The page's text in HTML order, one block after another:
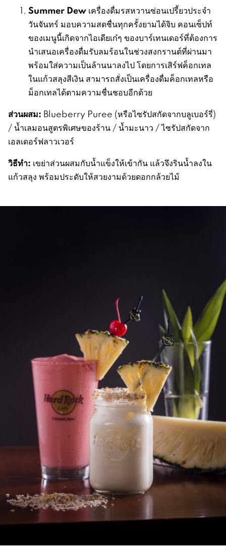
Summer Dew เครื่องดื่มรสหวานซ่อนเปรี้ยวประจำ
วันจันทร์ มอบความสดชื่นทุกครั้งยามได้จิบ คอนเซ็ปท์
ของเมนูนี้เกิดจากไอเดียเก๋ๆ ของบาร์เทนเดอร์ที่ต้องการ
นำเสนอเครื่องดื่มรับลมร้อนในช่วงสงกรานต์ที่ผ่านมา
พร้อมใส่ความเป็นล้านนาลงไป โดยการเสิร์ฟค็อกเทล
ในแก้วสลุงสีเงิน สามารถสั่งเป็นเครื่องดื่มค็อกเทลหรือ
ม็อกเทลได้ตามความชื่นชอบอีกด้วย
ส่วนผสม: Blueberry Puree (หรือไซรัปสกัดจากบลูเบอร์รี่)
/ น้ำเลมอนสูตรพิเศษของร้าน / น้ำมะนาว / ไซรัปสกัดจาก
เอลเดอร์ฟลาวเวอร์
วิธีทำ: เขย่าส่วนผสมกับน้ำแข็งให้เข้ากัน แล้วจึงรินน้ำลงใน
แก้วสลุง พร้อมประดับให้สวยงามด้วยดอกกล้วยไม้